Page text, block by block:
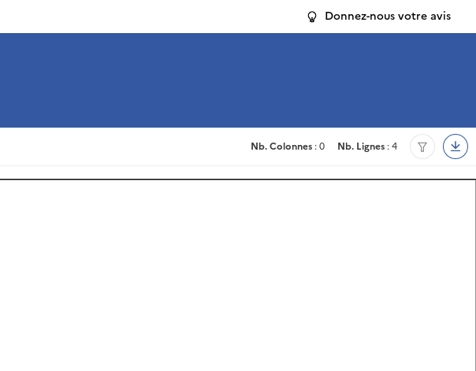
Donnez-nous votre avis
Nb. Colonnes : 0 Nb. Lignes : 4